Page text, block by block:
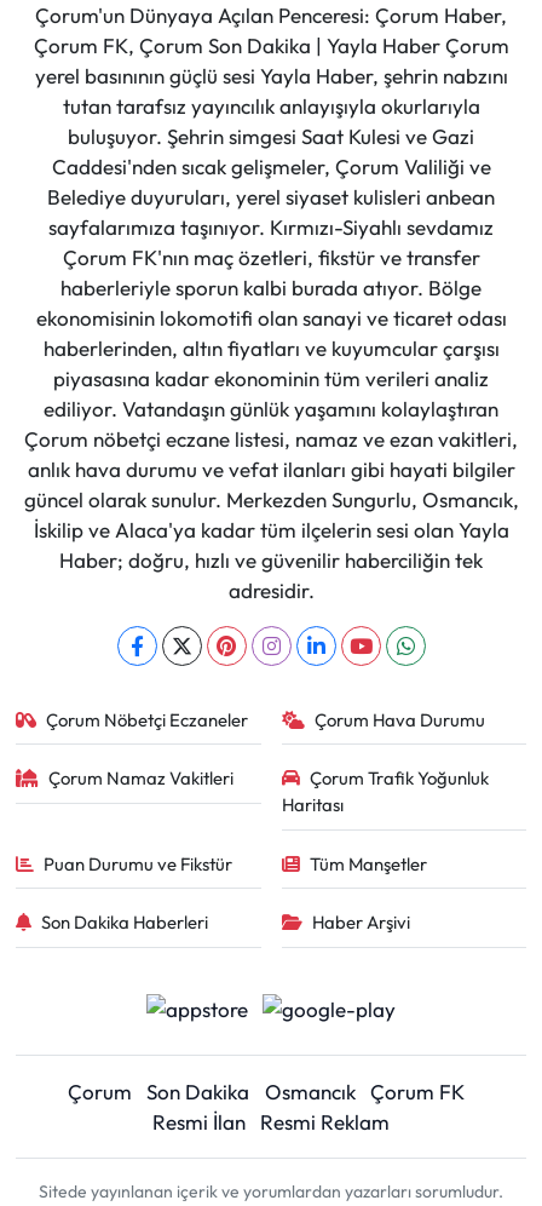
Çorum'un Dünyaya Açılan Penceresi: Çorum Haber,
Çorum FK, Çorum Son Dakika | Yayla Haber Çorum
yerel basınının güçlü sesi Yayla Haber, şehrin nabzını
tutan tarafsız yayıncılık anlayışıyla okurlarıyla
buluşuyor. Şehrin simgesi Saat Kulesi ve Gazi
Caddesi'nden sıcak gelişmeler, Çorum Valiliği ve
Belediye duyuruları, yerel siyaset kulisleri anbean
sayfalarımıza taşınıyor. Kırmızı-Siyahlı sevdamız
Çorum FK'nın maç özetleri, fikstür ve transfer
haberleriyle sporun kalbi burada atıyor. Bölge
ekonomisinin lokomotifi olan sanayi ve ticaret odası
haberlerinden, altın fiyatları ve kuyumcular çarşısı
piyasasına kadar ekonominin tüm verileri analiz
ediliyor. Vatandaşın günlük yaşamını kolaylaştıran
Çorum nöbetçi eczane listesi, namaz ve ezan vakitleri,
anlık hava durumu ve vefat ilanları gibi hayati bilgiler
güncel olarak sunulur. Merkezden Sungurlu, Osmancık,
İskilip ve Alaca'ya kadar tüm ilçelerin sesi olan Yayla
Haber; doğru, hızlı ve güvenilir haberciliğin tek
adresidir.
Çorum Nöbetçi Eczaneler Çorum Hava Durumu
Çorum Namaz Vakitleri
Çorum Trafik Yoğunluk
Haritası
Puan Durumu ve Fikstür Tüm Manşetler
Son Dakika Haberleri Haber Arşivi
Çorum Son Dakika Osmancık Çorum FK
Resmi İlan
Resmi Reklam
Sitede yayınlanan içerik ve yorumlardan yazarları sorumludur.